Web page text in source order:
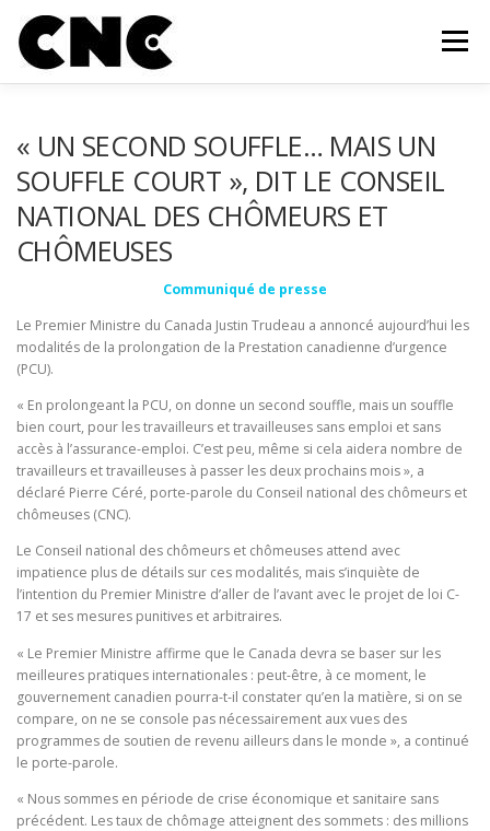
Menu
CAMPAGNE ET MOBILISATION ACTUALITÉS
FAIRE UN DON CONTACT
« UN SECOND SOUFFLE… MAIS UN
SOUFFLE COURT », DIT LE CONSEIL
NATIONAL DES CHÔMEURS ET
CHÔMEUSES
Communiqué de presse
Le Premier Ministre du Canada Justin Trudeau a annoncé aujourd’hui les
modalités de la prolongation de la Prestation canadienne d’urgence
(PCU).
« En prolongeant la PCU, on donne un second souffle, mais un souffle
bien court, pour les travailleurs et travailleuses sans emploi et sans
accès à l’assurance-emploi. C’est peu, même si cela aidera nombre de
travailleurs et travailleuses à passer les deux prochains mois », a
déclaré Pierre Céré, porte-parole du Conseil national des chômeurs et
chômeuses (CNC).
Le Conseil national des chômeurs et chômeuses attend avec
impatience plus de détails sur ces modalités, mais s’inquiète de
l’intention du Premier Ministre d’aller de l’avant avec le projet de loi C-
17 et ses mesures punitives et arbitraires.
« Le Premier Ministre affirme que le Canada devra se baser sur les
meilleures pratiques internationales : peut-être, à ce moment, le
gouvernement canadien pourra-t-il constater qu’en la matière, si on se
compare, on ne se console pas nécessairement aux vues des
programmes de soutien de revenu ailleurs dans le monde », a continué
le porte-parole.
« Nous sommes en période de crise économique et sanitaire sans
précédent. Les taux de chômage atteignent des sommets : des millions